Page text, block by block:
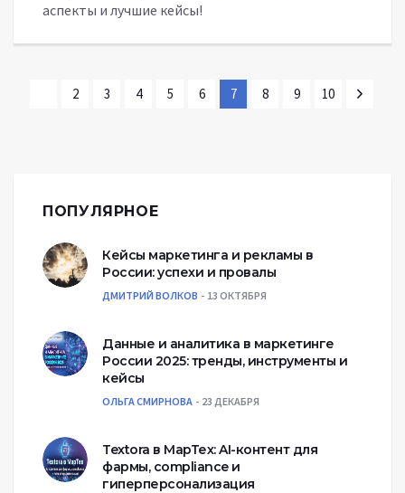
аспекты и лучшие кейсы!
2 3 4 5 6 7 8 9 10
ПОПУЛЯРНОЕ
Кейсы маркетинга и рекламы в
России: успехи и провалы
ДМИТРИЙ ВОЛКОВ 13 ОКТЯБРЯ
Данные и аналитика в маркетинге
России 2025: тренды, инструменты и
кейсы
ОЛЬГА СМИРНОВА 23 ДЕКАБРЯ
Textora в МарТех: AI-контент для
фармы, compliance и
гиперперсонализация